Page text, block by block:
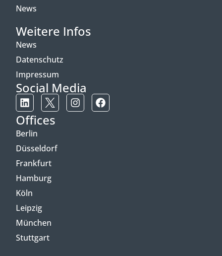
News
Weitere Infos
News
Datenschutz
Impressum
Social Media
Offices
Berlin
Düsseldorf
Frankfurt
Hamburg
Köln
Leipzig
München
Stuttgart